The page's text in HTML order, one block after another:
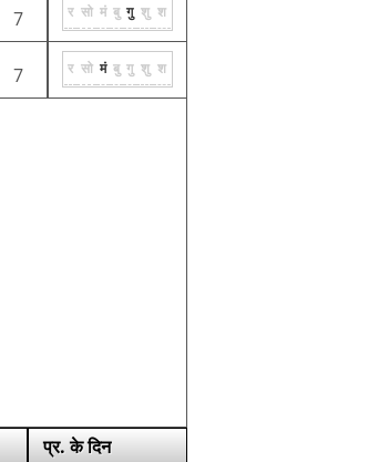
7 र सो मं बु गु शु श
7 र सो मं बु गु शु श
प्र. के दिन